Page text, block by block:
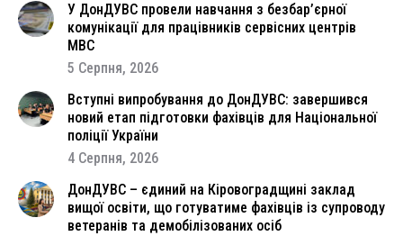
У ДонДУВС провели навчання з безбар’єрної
комунікації для працівників сервісних центрів
МВС
5 Серпня, 2026
Вступні випробування до ДонДУВС: завершився
новий етап підготовки фахівців для Національної
поліції України
4 Серпня, 2026
ДонДУВС – єдиний на Кіровоградщині заклад
вищої освіти, що готуватиме фахівців із супроводу
ветеранів та демобілізованих осіб